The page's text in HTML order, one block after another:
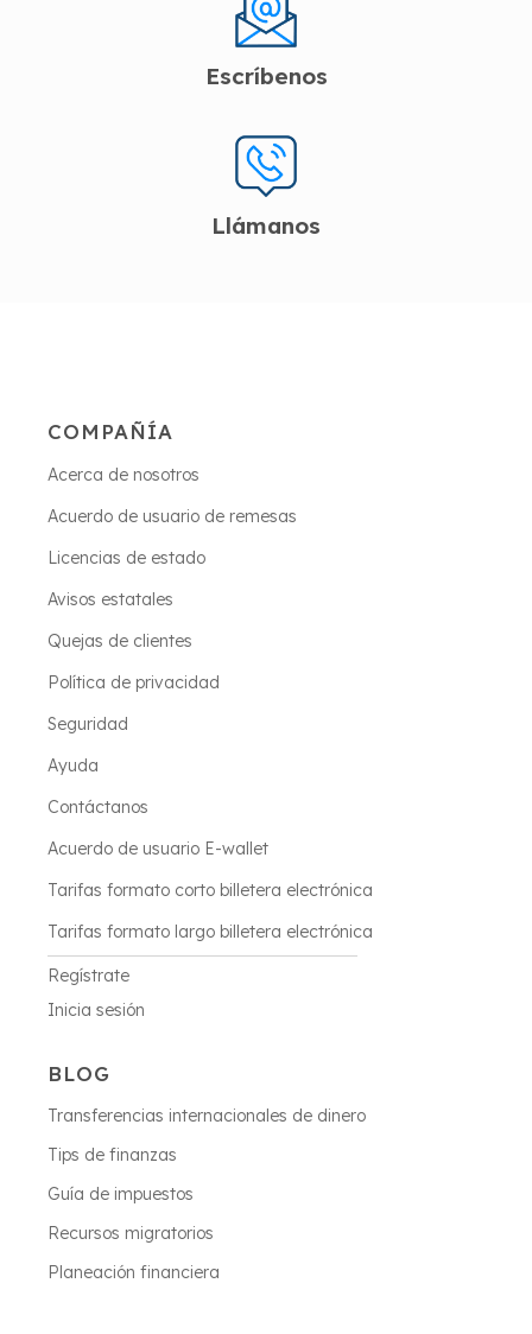
Escríbenos
Llámanos
COMPAÑÍA
Acerca de nosotros
Acuerdo de usuario de remesas
Licencias de estado
Avisos estatales
Quejas de clientes
Política de privacidad
Seguridad
Ayuda
Contáctanos
Acuerdo de usuario E-wallet
Tarifas formato corto billetera electrónica
Tarifas formato largo billetera electrónica
Regístrate
Inicia sesión
BLOG
Transferencias internacionales de dinero
Tips de finanzas
Guía de impuestos
Recursos migratorios
Planeación financiera